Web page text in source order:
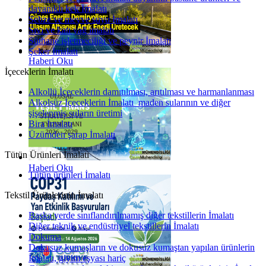
Haberi Oku
Haberi Oku
dayanıklı kek İmalatı
Sebze ve meyve suyu İmalatı
Sıvı ve katı yağ imalatı
Süthane işletmeciliği ve peynir İmalatı
Şeker İmalatı
İçeceklerin İmalatı
Alkollü İçeceklerin damıtılması, arıtılması ve harmanlanması
Alkolsüz İçeceklerin İmalatı maden sularının ve diğer
şişelenmiş suların üretimi
Bira İmalatı
Üzümden şarap İmalatı
Tütün Ürünleri İmalatı
Tütün ürünleri İmalatı
Tekstil Ürünlerinin İmalatı
Başka yerde sınıflandırılmamış diğer tekstillerin İmalatı
Diğer teknik ve endüstriyel tekstillerin İmalatı
Dokuma
Dokusuz kumaşların ve dokusuz kumaştan yapılan ürünlerin
İmalatı, giyim eşyası hariç